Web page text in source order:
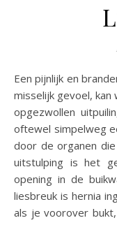
Een pijnlijk en branderig gevoel in de lies tezamen met een
misselijk gevoel, kan
opgezwollen
oftewel simpelweg
door de organen
uitstulping is het
opening in de
liesbreuk is hernia
als je voorover